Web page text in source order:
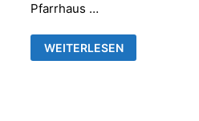
Pfarrhaus …
ERSTE
KRIPPENSPIELPROBE
WEITERLESEN